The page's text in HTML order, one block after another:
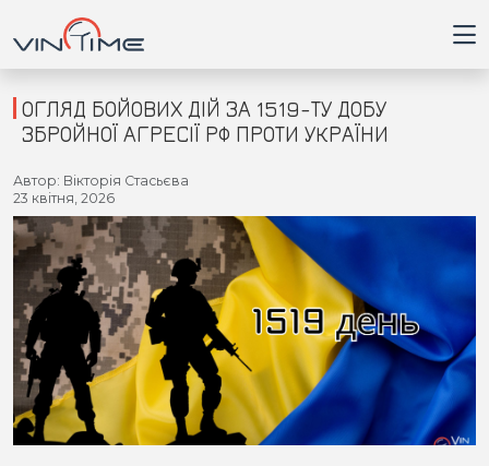
Головна
Війна
Новини
Кримінал
Здоров'я
Приватна думка
ОГЛЯД БОЙОВИХ ДІЙ ЗА 1519-ТУ ДОБУ
ЗБРОЙНОЇ АГРЕСІЇ РФ ПРОТИ УКРАЇНИ
Автор: Вікторія Стасьєва
23 квітня, 2026